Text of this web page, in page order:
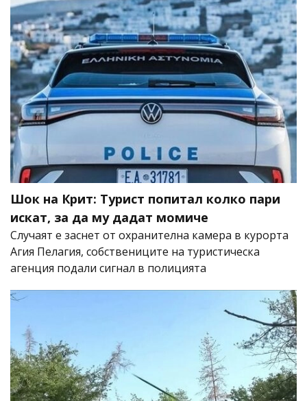
Шок на Крит: Турист попитал колко пари
искат, за да му дадат момиче
Случаят е заснет от охранителна камера в курорта
Агия Пелагия, собствениците на туристическа
агенция подали сигнал в полицията